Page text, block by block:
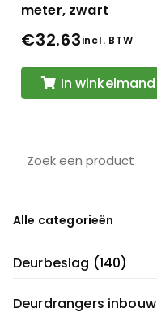
meter, zwart
€32.63incl. BTW
In winkelmand
Alle categorieën
Deurbeslag (140)
Deurdrangers inbouw